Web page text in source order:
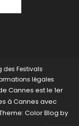
Rechercher:
des Festivals
légales
Cannes est le 1er
à Cannes avec
Color Blog by